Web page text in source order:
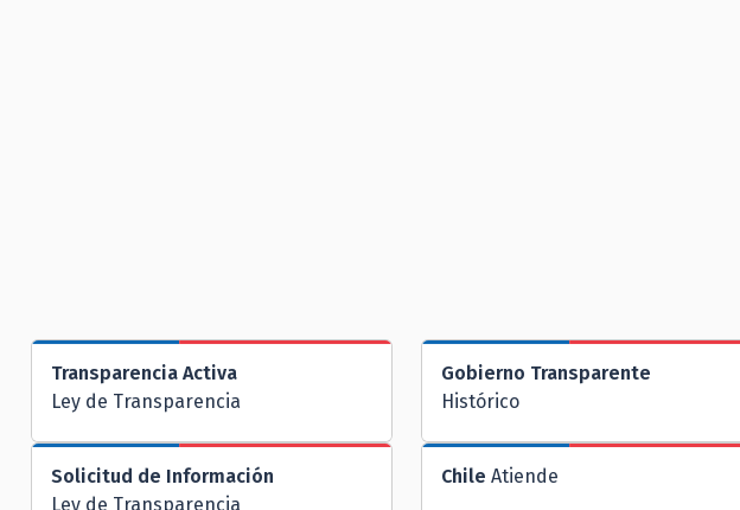
Transparencia Activa
Ley de Transparencia
Gobierno Transparente
Histórico
Solicitud de Información
Ley de Transparencia
Chile Atiende